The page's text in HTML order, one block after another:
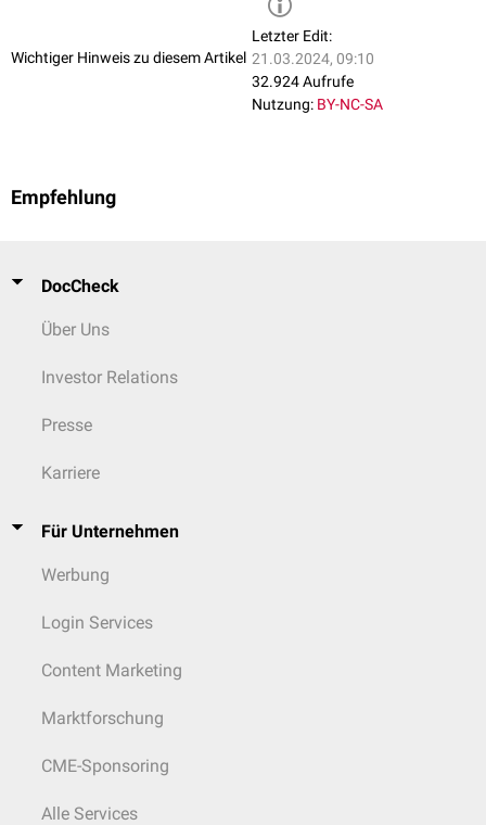
Zentrum des
Rückenmarks . Es steuert dieVasokonstriktion
Wichtiger Hinweis zu diesem Artikel
Letzter Edit:
21.03.2024, 09:10
32.924 Aufrufe
Nutzung: BY-NC-SA
Empfehlung
DocCheck
Über Uns
Investor Relations
Presse
Karriere
Für Unternehmen
Werbung
Login Services
Content Marketing
Marktforschung
CME-Sponsoring
Alle Services